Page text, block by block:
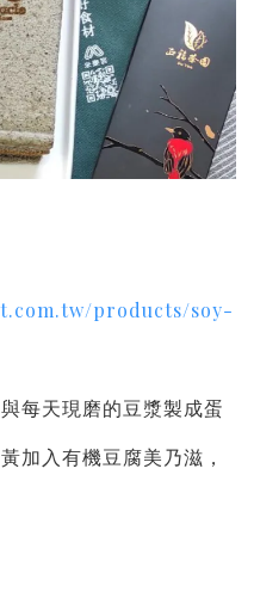
products/soy-
每天現磨的豆漿製成蛋
加入有機豆腐美乃滋，